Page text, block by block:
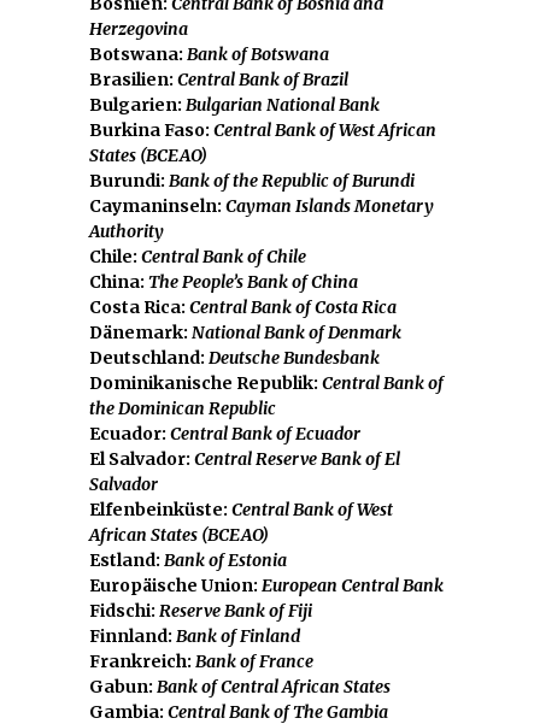
Herzegovina
Botswana: Bank of Botswana
Brasilien: Central Bank of Brazil
Bulgarien: Bulgarian National Bank
Burkina Faso: Central Bank of West African
States (BCEAO)
Burundi: Bank of the Republic of Burundi
Caymaninseln: Cayman Islands Monetary
Authority
Chile: Central Bank of Chile
China: The People’s Bank of China
Costa Rica: Central Bank of Costa Rica
Dänemark: National Bank of Denmark
Deutschland: Deutsche Bundesbank
Dominikanische Republik: Central Bank of
the Dominican Republic
Ecuador: Central Bank of Ecuador
El Salvador: Central Reserve Bank of El
Salvador
Elfenbeinküste: Central Bank of West
African States (BCEAO)
Estland: Bank of Estonia
Europäische Union: European Central Bank
Fidschi: Reserve Bank of Fiji
Finnland: Bank of Finland
Frankreich: Bank of France
Gabun: Bank of Central African States
Gambia: Central Bank of The Gambia